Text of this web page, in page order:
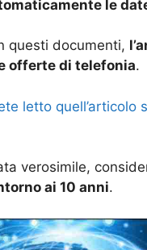
le
questi documenti,
offerte di telefonia.
letto quell’articolo
verosimile,
ai 10 anni.